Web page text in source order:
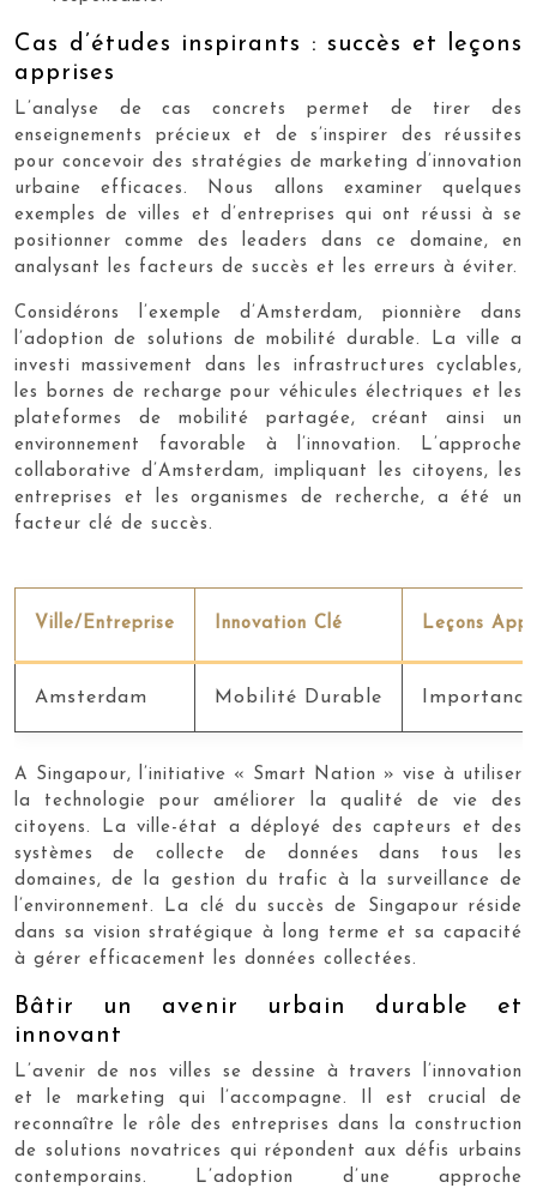
Cas d’études inspirants : succès et leçons
apprises
L’analyse de cas concrets permet de tirer des
enseignements précieux et de s’inspirer des réussites
pour concevoir des stratégies de marketing d’innovation
urbaine efficaces. Nous allons examiner quelques
exemples de villes et d’entreprises qui ont réussi à se
positionner comme des leaders dans ce domaine, en
analysant les facteurs de succès et les erreurs à éviter.
Considérons l’exemple d’Amsterdam, pionnière dans
l’adoption de solutions de mobilité durable. La ville a
investi massivement dans les infrastructures cyclables,
les bornes de recharge pour véhicules électriques et les
plateformes de mobilité partagée, créant ainsi un
environnement favorable à l’innovation. L’approche
collaborative d’Amsterdam, impliquant les citoyens, les
entreprises et les organismes de recherche, a été un
facteur clé de succès.
Ville/Entreprise Innovation Clé Leçons
Amsterdam Mobilité Durable
A Singapour, l’initiative « Smart Nation » vise à utiliser
la technologie pour améliorer la qualité de vie des
citoyens. La ville-état a déployé des capteurs et des
systèmes de collecte de données dans tous les
domaines, de la gestion du trafic à la surveillance de
l’environnement. La clé du succès de Singapour réside
dans sa vision stratégique à long terme et sa capacité
à gérer efficacement les données collectées.
Bâtir un avenir urbain durable et
innovant
L’avenir de nos villes se dessine à travers l’innovation
et le marketing qui l’accompagne. Il est crucial de
reconnaître le rôle des entreprises dans la construction
de solutions novatrices qui répondent aux défis urbains
contemporains. L’adoption d’une approche